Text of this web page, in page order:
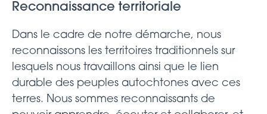
Reconnaissance territoriale
Dans le cadre de notre démarche, nous
reconnaissons les territoires traditionnels sur
lesquels nous travaillons ainsi que le lien
durable des peuples autochtones avec ces
terres. Nous sommes reconnaissants de